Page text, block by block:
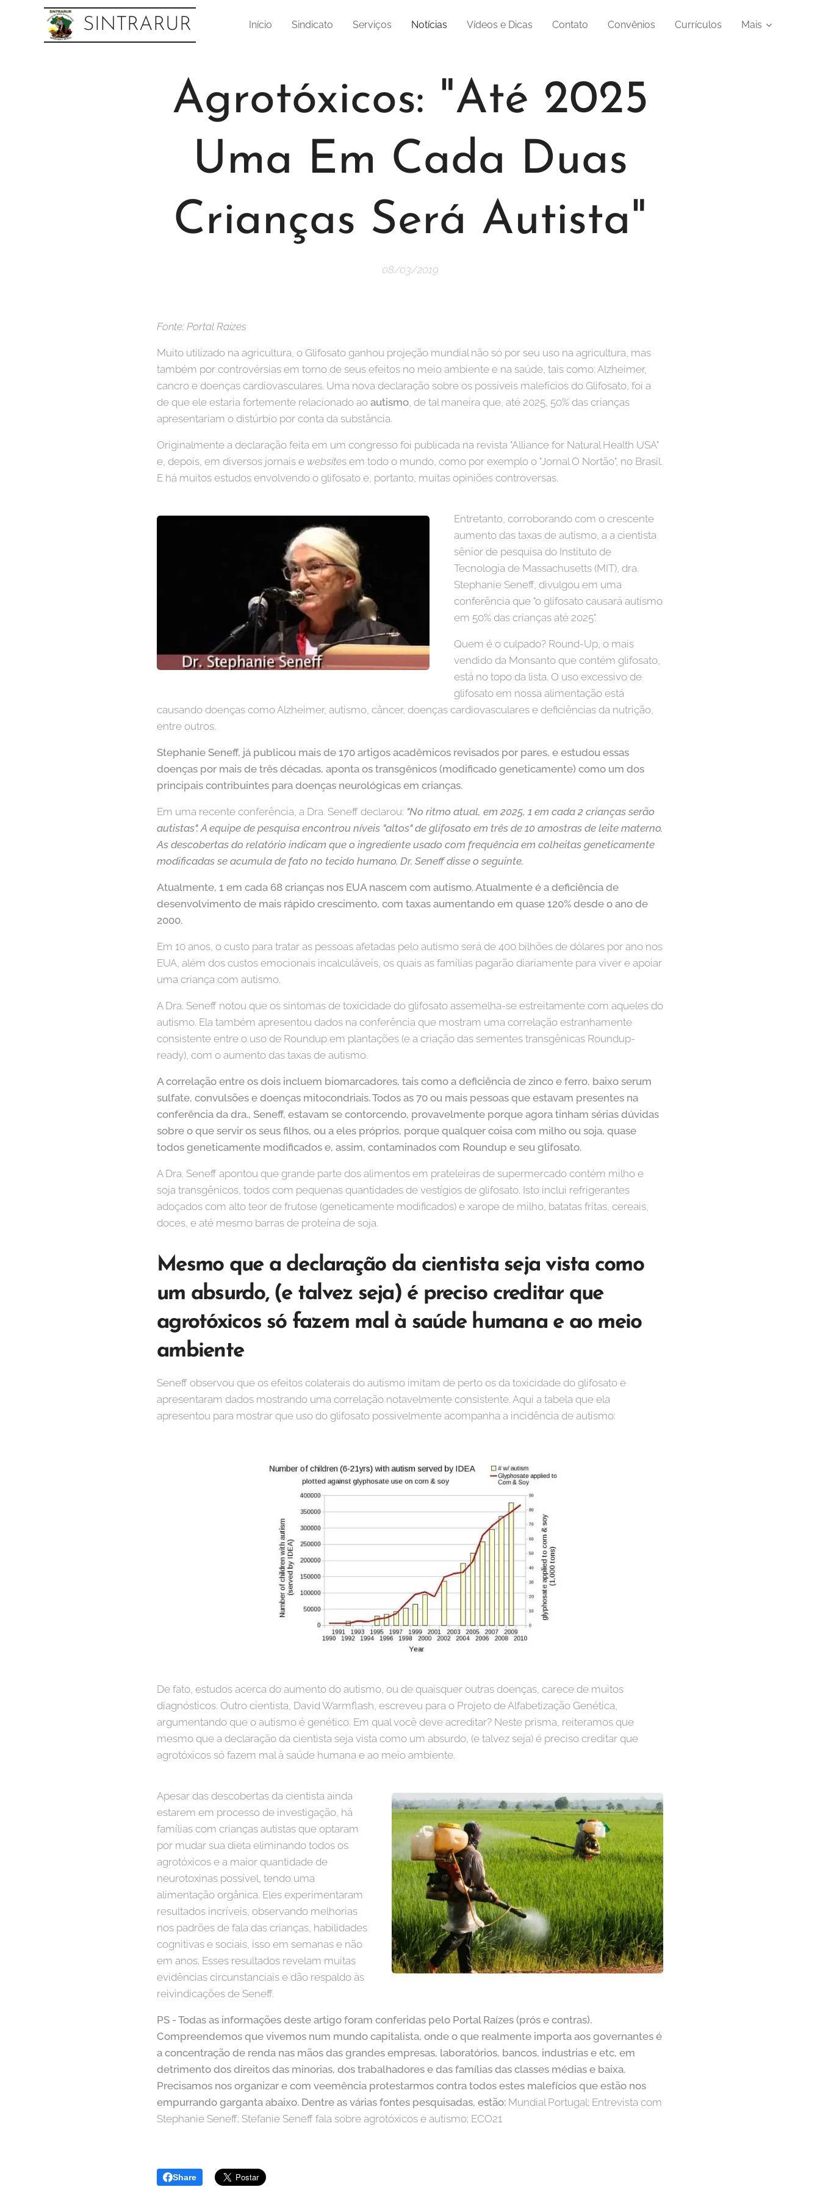
SINTRARUR Início Sindicato Serviços Notícias Vídeos e Dicas Contato Convênios Currículos Mais
Agrotóxicos: "Até 2025
Uma Em Cada Duas
Crianças Será Autista"
08/03/2019
Fonte: Portal Raízes
Muito utilizado na agricultura, o Glifosato ganhou projeção mundial não só por seu uso na agricultura, mas
também por controvérsias em torno de seus efeitos no meio ambiente e na saúde, tais como: Alzheimer,
cancro e doenças cardiovasculares. Uma nova declaração sobre os possíveis malefícios do Glifosato, foi a
de que ele estaria fortemente relacionado ao autismo, de tal maneira que, até 2025, 50% das crianças
apresentariam o distúrbio por conta da substância.
Originalmente a declaração feita em um congresso foi publicada na revista "Alliance for Natural Health USA"
e, depois, em diversos jornais e websites em todo o mundo, como por exemplo o "Jornal O Nortão", no Brasil.
E há muitos estudos envolvendo o glifosato e, portanto, muitas opiniões controversas.
Entretanto, corroborando com o crescente
aumento das taxas de autismo, a a cientista
sênior de pesquisa do Instituto de
Tecnologia de Massachusetts (MIT), dra.
Stephanie Seneff, divulgou em uma
conferência que "o glifosato causará autismo
em 50% das crianças até 2025".
Quem é o culpado? Round-Up, o mais
vendido da Monsanto que contém glifosato,
está no topo da lista. O uso excessivo de
glifosato em nossa alimentação está
causando doenças como Alzheimer, autismo, câncer, doenças cardiovasculares e deficiências da nutrição,
entre outros.
Stephanie Seneff, já publicou mais de 170 artigos acadêmicos revisados ​​por pares, e estudou essas
doenças por mais de três décadas, aponta os transgênicos (modificado geneticamente) como um dos
principais contribuintes para doenças neurológicas em crianças.
Em uma recente conferência, a Dra. Seneff declarou: "No ritmo atual, em 2025, 1 em cada 2 crianças serão
autistas". A equipe de pesquisa encontrou níveis "altos" de glifosato em três de 10 amostras de leite materno.
As descobertas do relatório indicam que o ingrediente usado com frequência em colheitas geneticamente
modificadas se acumula de fato no tecido humano. Dr. Seneff disse o seguinte.
Atualmente, 1 em cada 68 crianças nos EUA nascem com autismo. Atualmente é a deficiência de
desenvolvimento de mais rápido crescimento, com taxas aumentando em quase 120% desde o ano de
2000.
Em 10 anos, o custo para tratar as pessoas afetadas pelo autismo será de 400 bilhões de dólares por ano nos
EUA, além dos custos emocionais incalculáveis, os ​​quais as famílias pagarão diariamente para viver e apoiar
uma criança com autismo.
A Dra. Seneff notou que os sintomas de toxicidade do glifosato assemelha-se estreitamente com aqueles do
autismo. Ela também apresentou dados na conferência que mostram uma correlação estranhamente
consistente entre o uso de Roundup em plantações (e a criação das sementes transgênicas Roundup-
ready), com o aumento das taxas de autismo.
A correlação entre os dois incluem biomarcadores, tais como a deficiência de zinco e ferro, baixo serum
sulfate, convulsões e doenças mitocondriais. Todos as 70 ou mais pessoas que estavam presentes na
conferência da dra., Seneff, estavam se contorcendo, provavelmente porque agora tinham sérias dúvidas
sobre o que servir os seus filhos, ou a eles próprios, porque qualquer coisa com milho ou soja, quase
todos geneticamente modificados e, assim, contaminados com Roundup e seu glifosato.
A Dra. Seneff apontou que grande parte dos alimentos em prateleiras de supermercado contém milho e
soja transgênicos, todos com pequenas quantidades de vestígios de glifosato. Isto inclui refrigerantes
adoçados com alto teor de frutose (geneticamente modificados) e xarope de milho, batatas fritas, cereais,
doces, e até mesmo barras de proteína de soja.
Mesmo que a declaração da cientista seja vista como
um absurdo, (e talvez seja) é preciso creditar que
agrotóxicos só fazem mal à saúde humana e ao meio
ambiente
Seneff observou que os efeitos colaterais do autismo imitam de perto os da toxicidade do glifosato e
apresentaram dados mostrando uma correlação notavelmente consistente. Aqui a tabela que ela
apresentou para mostrar que uso do glifosato possivelmente acompanha a incidência de autismo:
De fato, estudos acerca do aumento do autismo, ou de quaisquer outras doenças, carece de muitos
diagnósticos. Outro cientista, David Warmflash, escreveu para o Projeto de Alfabetização Genética,
argumentando que o autismo é genético. Em qual você deve acreditar? Neste prisma, reiteramos que
mesmo que a declaração da cientista seja vista como um absurdo, (e talvez seja) é preciso creditar que
agrotóxicos só fazem mal à saúde humana e ao meio ambiente.
Apesar das descobertas da cientista ainda
estarem em processo de investigação, há
famílias com crianças autistas que optaram
por mudar sua dieta eliminando todos os
agrotóxicos e a maior quantidade de
neurotoxinas possível, tendo uma
alimentação orgânica. Eles experimentaram
resultados incríveis, observando melhorias
nos padrões de fala das crianças, habilidades
cognitivas e sociais, isso em semanas e não
em anos. Esses resultados revelam muitas
evidências circunstanciais e dão respaldo às
reivindicações de Seneff.
PS - Todas as informações deste artigo foram conferidas pelo Portal Raízes (prós e contras).
Compreendemos que vivemos num mundo capitalista, onde o que realmente importa aos governantes é
a concentração de renda nas mãos das grandes empresas, laboratórios, bancos, industrias e etc, em
detrimento dos direitos das minorias, dos trabalhadores e das famílias das classes médias e baixa.
Precisamos nos organizar e com veemência protestarmos contra todos estes malefícios que estão nos
empurrando garganta abaixo. Dentre as várias fontes pesquisadas, estão: Mundial Portugal; Entrevista com
Stephanie Seneff; Stefanie Seneff fala sobre agrotóxicos e autismo; ECO21
Share